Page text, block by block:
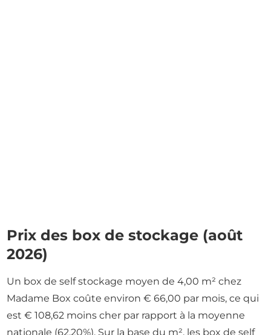
Prix des box de stockage (août
2026)
Un box de self stockage moyen de 4,00 m² chez
Madame Box coûte environ € 66,00 par mois, ce qui
est € 108,62 moins cher par rapport à la moyenne
nationale (62,20%). Sur la base du m², les box de self